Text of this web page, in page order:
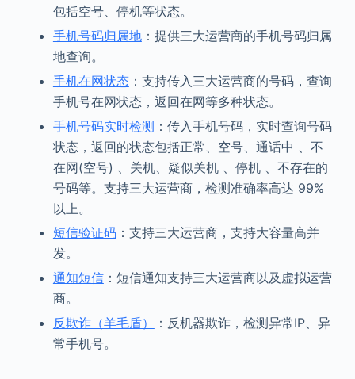
包括空号、停机等状态。
手机号码归属地：提供三大运营商的手机号码归属
地查询。
手机在网状态：支持传入三大运营商的号码，查询
手机号在网状态，返回在网等多种状态。
手机号码实时检测 ：传入手机号码，实时查询号码
状态，返回的状态包括正常、空号、通话中 、不
在网(空号) 、关机、疑似关机 、停机 、不存在的
号码等。支持三大运营商，检测准确率高达 99%
以上。
短信验证码：支持三大运营商，支持大容量高并
发。
通知短信：短信通知支持三大运营商以及虚拟运营
商。
反欺诈（羊毛盾）
：反机器欺诈，检测异常IP、异
常手机号。